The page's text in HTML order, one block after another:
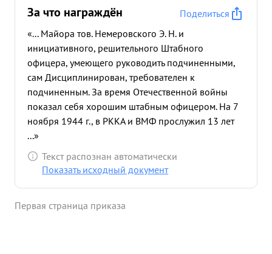
За что награждён
Поделиться
«... Майора тов. Немеровского Э. Н. и
инициативного, решительного Штабного
офицера, умеющего руководить подчиненными,
сам Дисциплинирован, требователен к
подчиненным. За время Отечественной войны
показал себя хорошим штабным офицером. На 7
ноября 1944 г., в РККА и ВМФ прослужил 13 лет
...»
Текст распознан автоматически
Показать исходный документ
Первая страница приказа